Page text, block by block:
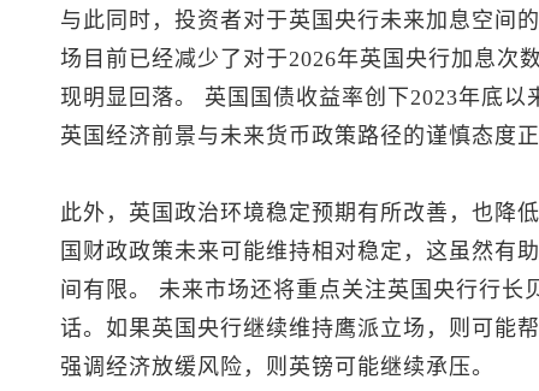
与此同时，投资者对于英国央行未来加息空间
场目前已经减少了对于2026年英国央行加息次
现明显回落。 英国国债收益率创下2023年底
英国经济前景与未来货币政策路径的谨慎态度
此外，英国政治环境稳定预期有所改善，也降
国财政政策未来可能维持相对稳定，这虽然有
间有限。 未来市场还将重点关注英国央行行长
话。如果英国央行继续维持鹰派立场，则可能
强调经济放缓风险，则英镑可能继续承压。